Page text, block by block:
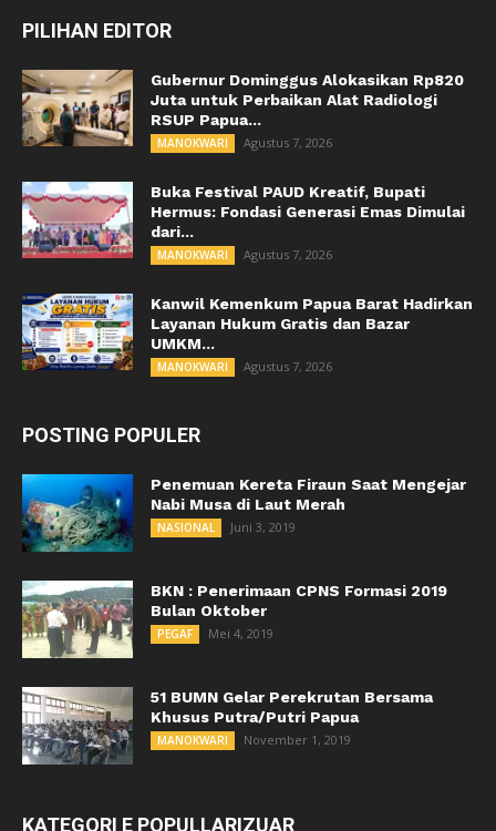
PILIHAN EDITOR
Gubernur Dominggus Alokasikan Rp820
Juta untuk Perbaikan Alat Radiologi
RSUP Papua...
MANOKWARI Agustus 7, 2026
Buka Festival PAUD Kreatif, Bupati
Hermus: Fondasi Generasi Emas Dimulai
dari...
MANOKWARI Agustus 7, 2026
Kanwil Kemenkum Papua Barat Hadirkan
Layanan Hukum Gratis dan Bazar
UMKM...
MANOKWARI Agustus 7, 2026
POSTING POPULER
Penemuan Kereta Firaun Saat Mengejar
Nabi Musa di Laut Merah
NASIONAL Juni 3, 2019
BKN : Penerimaan CPNS Formasi 2019
Bulan Oktober
PEGAF Mei 4, 2019
51 BUMN Gelar Perekrutan Bersama
Khusus Putra/Putri Papua
MANOKWARI November 1, 2019
KATEGORI E POPULLARIZUAR